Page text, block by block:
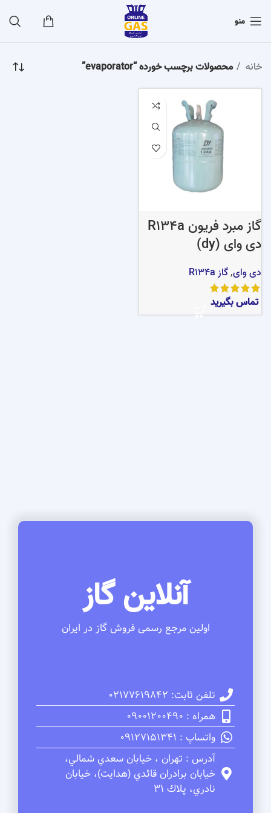
منو
خانه محصولات برچسب خورده “evaporator”
گاز مبرد فریون R134a
دی وای (dy)
دی وای,گاز R134a
تماس بگیرید
آنلاین گاز
اولین مرجع رسمی فروش گاز در ایران
تلفن ثابت: 02177619842
همراه : 09001200490
واتساپ : 09127151341
آدرس : تهران ، خيابان سعدي شمالي،
خيابان برادران قائدي (هدايت)، خيابان
نادري، پلاك 31